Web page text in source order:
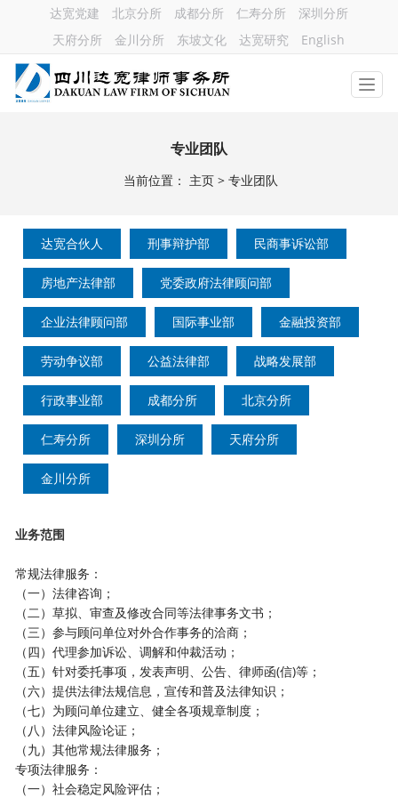
达宽党建 北京分所 成都分所 仁寿分所
深圳分所
天府分所
金川分所 东坡文化 达宽研究 English
专业团队
当前位置： 主页> 专业团队
达宽合伙人 刑事辩护部 民商事诉讼部
房地产法律部 党委政府法律顾问部
企业法律顾问部 国际事业部 金融投资部
劳动争议部 公益法律部 战略发展部
行政事业部 成都分所 北京分所
仁寿分所 深圳分所 天府分所
金川分所
业务范围
常规法律服务：
（一）法律咨询；
（二）草拟、审查及修改合同等法律事务文书；
（三）参与顾问单位对外合作事务的洽商；
（四）代理参加诉讼、调解和仲裁活动；
（五）针对委托事项，发表声明、公告、律师函(信)等；
（六）提供法律法规信息，宣传和普及法律知识；
（七）为顾问单位建立、健全各项规章制度；
（八）法律风险论证；
（九）其他常规法律服务；
专项法律服务：
（一）社会稳定风险评估；